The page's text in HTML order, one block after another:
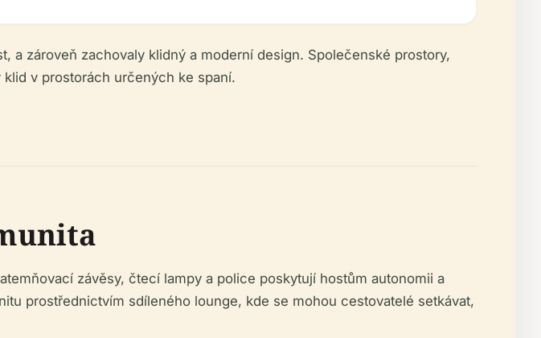
a zároveň zachovaly klidný a moderní design. Společenské prostory,
v prostorách určených ke spaní.
závěsy, čtecí lampy a police poskytují hostům autonomii a
prostřednictvím sdíleného lounge, kde se mohou cestovatelé setkávat,